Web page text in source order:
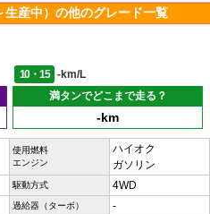
産中）の他のグレード一覧
10・15
-km/L
満タンでどこまで走る？
-km
使用燃料
エンジン
ハイオク
ガソリン
駆動方式 4WD
過給器（ターボ） -